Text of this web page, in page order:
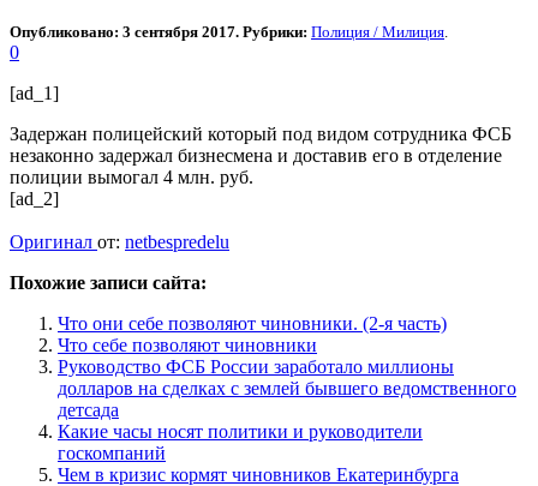
Опубликовано: 3 сентября 2017. Рубрики: Полиция / Милиция
0
[ad_1]
Задержан полицейский который под видом сотрудника ФСБ
незаконно задержал бизнесмена и доставив его в отделение
полиции вымогал 4 млн. руб.
[ad_2]
Оригинал от: netbespredelu
Похожие записи сайта:
Что они себе позволяют чиновники. (2-я часть)
Что себе позволяют чиновники
Руководство ФСБ России заработало миллионы
долларов на сделках с землей бывшего ведомственного
детсада
Какие часы носят политики и руководители
госкомпаний
Чем в кризис кормят чиновников Екатеринбурга